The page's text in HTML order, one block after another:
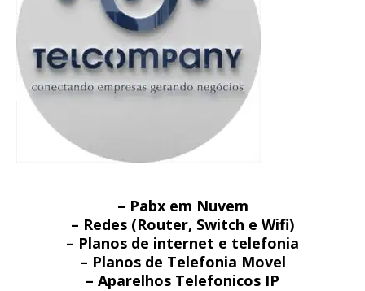
– Pabx em Nuvem
– Redes (Router, Switch e Wifi)
– Planos de internet e telefonia
– Planos de Telefonia Movel
– Aparelhos Telefonicos IP